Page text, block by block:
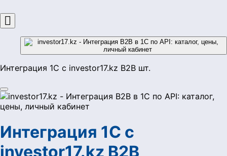

Интеграция 1С с investor17.kz B2B шт.
Интеграция 1С с
investor17.kz B2B